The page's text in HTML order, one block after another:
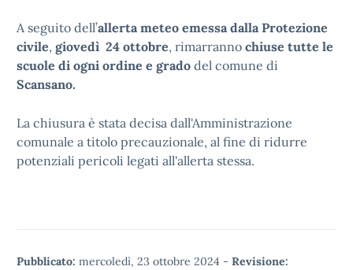
A seguito dell’allerta meteo emessa dalla Protezione
civile, giovedì 24 ottobre, rimarranno chiuse tutte le
scuole di ogni ordine e grado del comune di
Scansano.
La chiusura è stata decisa dall'Amministrazione
comunale a titolo precauzionale, al fine di ridurre
potenziali pericoli legati all'allerta stessa.
Pubblicato: mercoledì, 23 ottobre 2024 - Revisione: